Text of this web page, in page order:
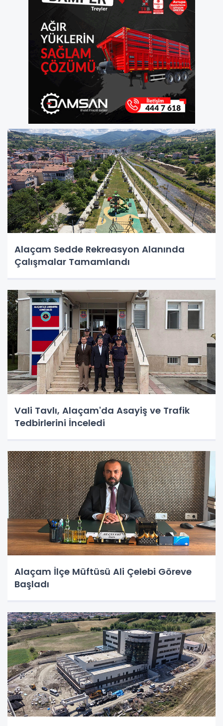
Alaçam Sedde Rekreasyon Alanında
Çalışmalar Tamamlandı
Vali Tavlı, Alaçam'da Asayiş ve Trafik
Tedbirlerini İnceledi
Alaçam İlçe Müftüsü Ali Çelebi Göreve
Başladı